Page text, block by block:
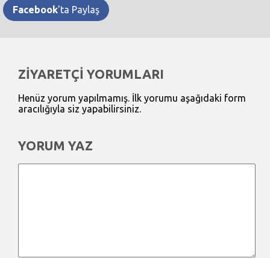
Facebook'ta Paylaş
ZİYARETÇİ YORUMLARI
Henüz yorum yapılmamış. İlk yorumu aşağıdaki form
aracılığıyla siz yapabilirsiniz.
YORUM YAZ